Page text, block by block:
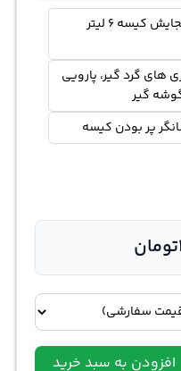
کیسه 6 لیتر
های گرد گیر، پارویی
گیر
پر بودن کیسه
تومان
افزودن به سبد خرید